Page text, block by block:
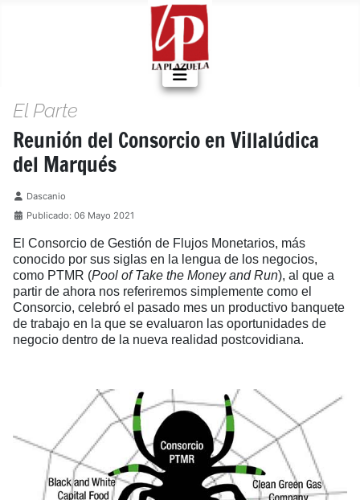
El Parte
Reunión del Consorcio en Villalúdica
del Marqués
Detalles
Dascanio
Publicado: 06 Mayo 2021
El Consorcio de Gestión de Flujos Monetarios, más
conocido por sus siglas en la lengua de los negocios,
como PTMR (Pool ofTake the Money and Run), al que a
partir de ahora nos referiremos simplemente como el
Consorcio, celebró el pasado mes un productivo banquete
de trabajo en la que se evaluaron las oportunidades de
negocio dentro de la nueva realidad postcovidiana.